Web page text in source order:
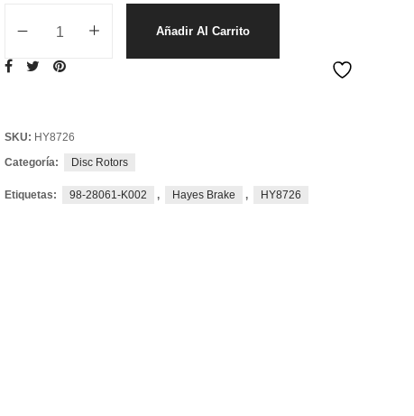
Añadir Al Carrito
SKU: HY8726
Categoría:
Disc Rotors
Etiquetas: 98-28061-K002 , Hayes Brake , HY8726